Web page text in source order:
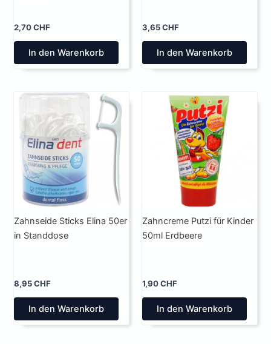
2,70CHF
In den Warenkorb
3,65CHF
In den Warenkorb
Zahnseide Sticks Elina 50er
in Standdose
8,95CHF
In den Warenkorb
Zahncreme Putzi für Kinder
50ml Erdbeere
1,90CHF
In den Warenkorb